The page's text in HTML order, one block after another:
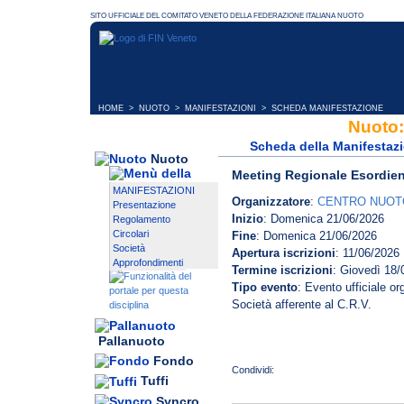
HOME > NUOTO > MANIFESTAZIONI > SCHEDA MANIFESTAZIONE
Nuoto
MANIFESTAZIONI
Presentazione
Regolamento
Circolari
Società
Approfondimenti
Pallanuoto
Fondo
Tuffi
Scheda della
Meeting Regionale
Organizzatore: CENTRO
Inizio: Domenica 21/06/2026
Fine: Domenica 21/06/2026
Apertura iscrizioni: 11/06/2026
Termine iscrizioni: Giovedì 18/
Tipo evento: Evento ufficiale
Società afferente al C.R.V.